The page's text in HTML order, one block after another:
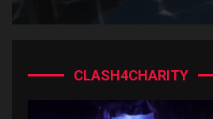
CLASH4CHARITY